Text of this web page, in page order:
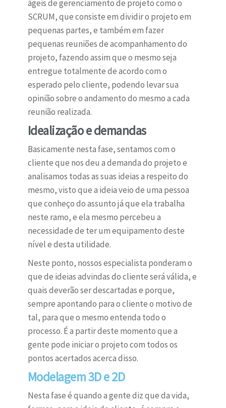
ágeis de gerenciamento de projeto como o
SCRUM, que consiste em dividir o projeto em
pequenas partes, e também em fazer
pequenas reuniões de acompanhamento do
projeto, fazendo assim que o mesmo seja
entregue totalmente de acordo com o
esperado pelo cliente, podendo levar sua
opinião sobre o andamento do mesmo a cada
reunião realizada.
Idealização edemandas
Basicamente nesta fase, sentamos com o
cliente que nos deu a demanda do projeto e
analisamos todas as suas ideias a respeito do
mesmo, visto que a ideia veio de uma pessoa
que conheço do assunto já que ela trabalha
neste ramo, e ela mesmo percebeu a
necessidade de ter um equipamento deste
nível e desta utilidade.
Neste ponto, nossos especialista ponderam o
que de ideias advindas do cliente será válida, e
quais deverão ser descartadas e porque,
sempre apontando para o cliente o motivo de
tal, para que o mesmo entenda todo o
processo. É a partir deste momento que a
gente pode iniciar o projeto com todos os
pontos acertados acerca disso.
Modelagem 3D e 2D
Nesta fase é quando a gente diz que da vida,